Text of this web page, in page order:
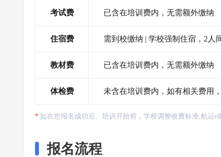
考试费 已含在培训费内，无需额外缴纳
住宿费 需到校缴纳 | 学校强制住宿，2人
教材费 已含在培训费内，无需额外缴纳
体检费 未含在培训费内，如有相关费用
如在您报名成功后、培训开始前，学校调整收费标准,航运
报名流程